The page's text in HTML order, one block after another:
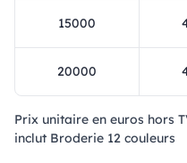
15000
20000
Prix ​​unitaire en euros hors
inclut Broderie 12 couleurs